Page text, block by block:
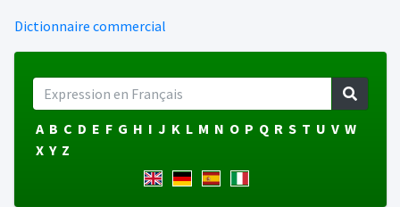
Dictionnaire commercial
A B C D E F G H I J K L M N O P Q R S T U V W
X Y Z